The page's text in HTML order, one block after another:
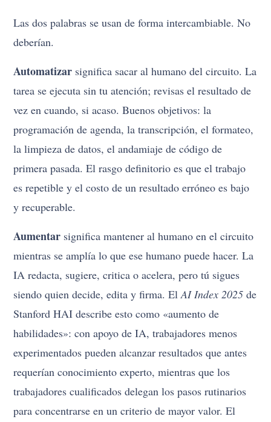
Las dos palabras se usan de forma intercambiable. No
deberían.
Automatizar significa sacar al humano del circuito. La
tarea se ejecuta sin tu atención; revisas el resultado de
vez en cuando, si acaso. Buenos objetivos: la
programación de agenda, la transcripción, el formateo,
la limpieza de datos, el andamiaje de código de
primera pasada. El rasgo definitorio es que el trabajo
es repetible y el costo de un resultado erróneo es bajo
y recuperable.
Aumentar significa mantener al humano en el circuito
mientras se amplía lo que ese humano puede hacer. La
IA redacta, sugiere, critica o acelera, pero tú sigues
siendo quien decide, edita y firma. ElAI Index 2025 de
Stanford HAI describe esto como «aumento de
habilidades»: con apoyo de IA, trabajadores menos
experimentados pueden alcanzar resultados que antes
requerían conocimiento experto, mientras que los
trabajadores cualificados delegan los pasos rutinarios
para concentrarse en un criterio de mayor valor. El